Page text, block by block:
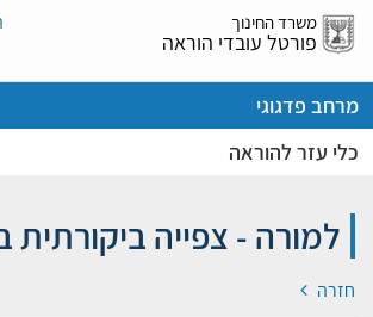
דלג
אל
משרד החינוך
פורטל עובדי הוראה
מרחב פדגוגי
כלי עזר להוראה
למורה - צפייה ביקורתית
חזרה